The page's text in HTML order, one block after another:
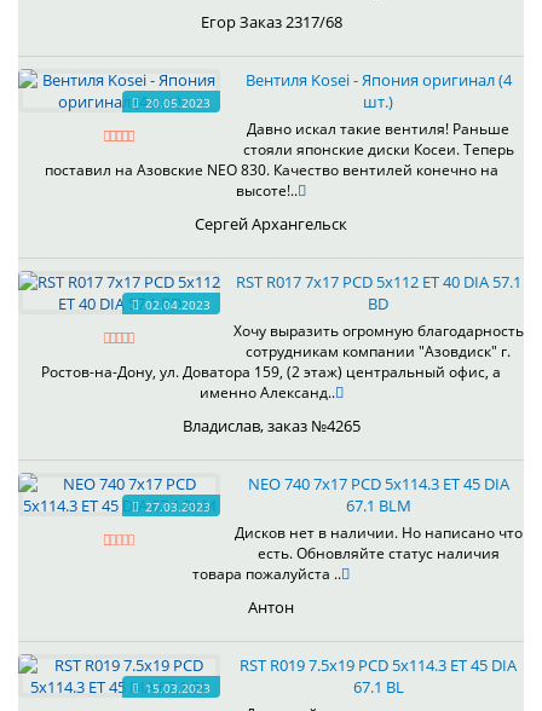
Егор Заказ 2317/68
20.05.2023
Вентиля Kosei - Япония оригинал (4
шт.)
Давно искал такие вентиля! Раньше
стояли японские диски Косеи. Теперь
поставил на Азовские NEO 830. Качество вентилей конечно на
высоте!..
Сергей Архангельск
02.04.2023
RST R017 7x17 PCD 5x112 ET 40 DIA 57.1
BD
Хочу выразить огромную благодарность
сотрудникам компании "Азовдиск" г.
Ростов-на-Дону, ул. Доватора 159, (2 этаж) центральный офис, а
именно Александ..
Владислав, заказ №4265
27.03.2023
NEO 740 7x17 PCD 5x114.3 ET 45 DIA
67.1 BLM
Дисков нет в наличии. Но написано что
есть. Обновляйте статус наличия
товара пожалуйста ..
Антон
15.03.2023
RST R019 7.5x19 PCD 5x114.3 ET 45 DIA
67.1 BL